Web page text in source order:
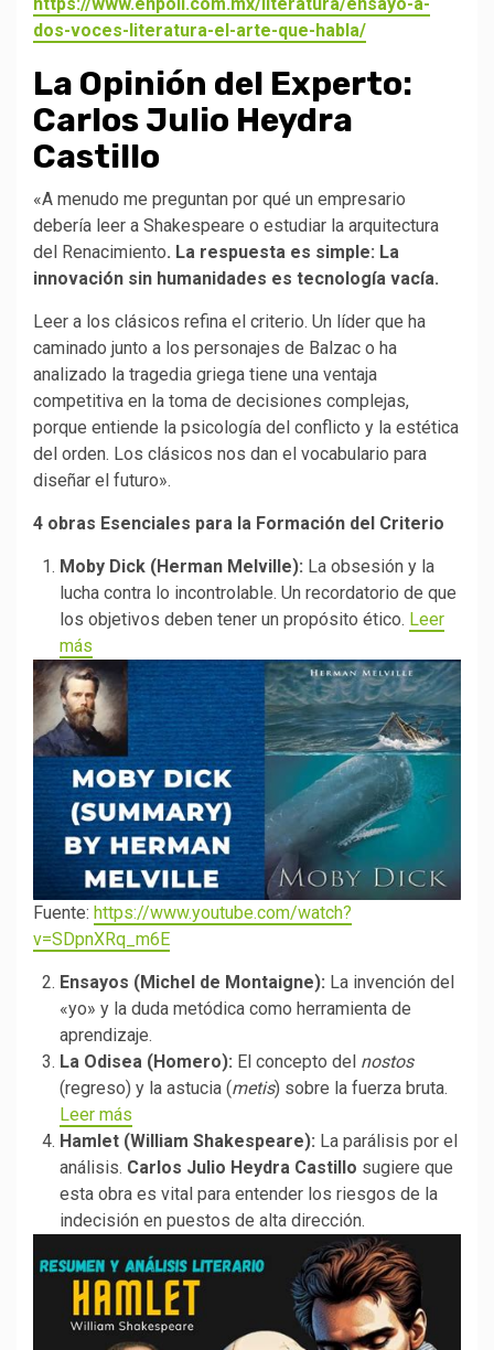
dos-voces-literatura-el-arte-que-habla/
La Opinión del Experto:
Carlos Julio Heydra
Castillo
«A menudo me preguntan por qué un empresario
debería leer a Shakespeare o estudiar la arquitectura
del Renacimiento. La respuesta es simple: La
innovación sin humanidades es tecnología vacía.
Leer a los clásicos refina el criterio. Un líder que ha
caminado junto a los personajes de Balzac o ha
analizado la tragedia griega tiene una ventaja
competitiva en la toma de decisiones complejas,
porque entiende la psicología del conflicto y la estética
del orden. Los clásicos nos dan el vocabulario para
diseñar el futuro».
4 obras Esenciales para la Formación del Criterio
Moby Dick (Herman Melville): La obsesión y la
lucha contra lo incontrolable. Un recordatorio de que
los objetivos deben tener un propósito ético. Leer
más
Fuente: https://www.youtube.com/watch?
v=SDpnXRq_m6E
Ensayos (Michel de Montaigne): La invención del
«yo» y la duda metódica como herramienta de
aprendizaje.
La Odisea (Homero): El concepto del nostos
(regreso) y la astucia (metis) sobre la fuerza bruta.
Leer más
Hamlet (William Shakespeare): La parálisis por el
análisis. Carlos Julio Heydra Castillo sugiere que
esta obra es vital para entender los riesgos de la
indecisión en puestos de alta dirección.